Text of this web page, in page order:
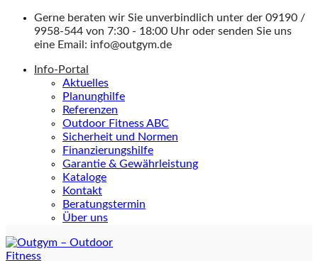
Zum
springen
Gerne beraten wir Sie unverbindlich unter der 09190 /
9958-544 von 7:30 - 18:00 Uhr oder senden Sie uns
eine Email: info@outgym.de
Info-Portal
Aktuelles
Planunghilfe
Referenzen
Outdoor Fitness ABC
Sicherheit und Normen
Finanzierungshilfe
Garantie & Gewährleistung
Kataloge
Kontakt
Beratungstermin
Über uns